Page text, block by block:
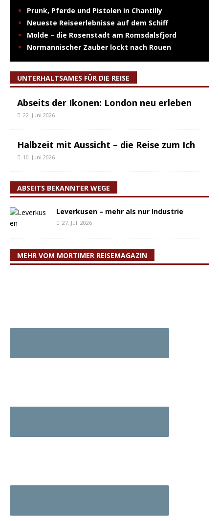
Prunk, Pferde und Pistolen in Chantilly
Neueste Reiseerlebnisse auf dem Schiff
Molde – die Rosenstadt am Romsdalsfjord
Normannischer Zauber lockt nach Rouen
UNTERHALTSAMES FÜR DIE REISE
Abseits der Ikonen: London neu erleben
22. Juni 2026
Halbzeit mit Aussicht – die Reise zum Ich
10. Juni 2026
ABSEITS BEKANNTER WEGE
Leverkusen – mehr als nur Industrie
27. Juli 2026
MEHR VOM MORTIMER REISEMAGAZIN